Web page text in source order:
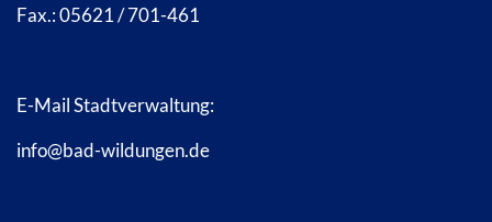
Fax.: 05621 / 701-461
E-Mail Stadtverwaltung:
info@bad-wildungen.de